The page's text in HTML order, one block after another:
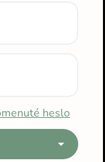
heslo